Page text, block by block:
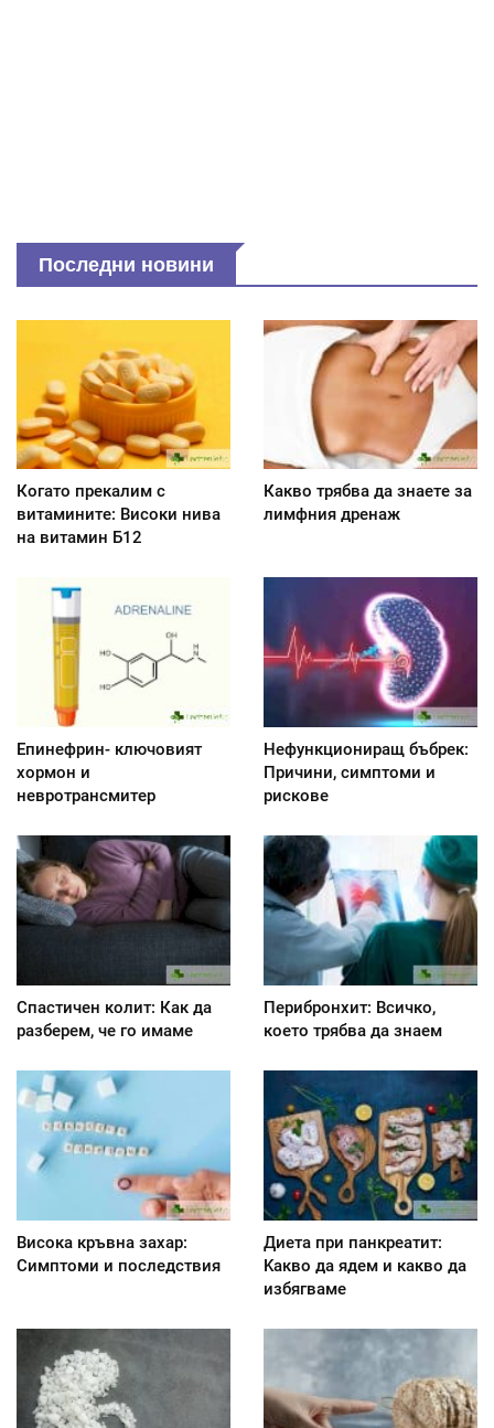
Последни новини
Когато прекалим с
витамините: Високи нива
на витамин Б12
Какво трябва да знаете за
лимфния дренаж
Епинефрин- ключовият
хормон и
невротрансмитер
Нефункциониращ бъбрек:
Причини, симптоми и
рискове
Спастичен колит: Как да
разберем, че го имаме
Перибронхит: Всичко,
което трябва да знаем
Висока кръвна захар:
Симптоми и последствия
Диета при панкреатит:
Kакво да ядем и какво да
избягваме